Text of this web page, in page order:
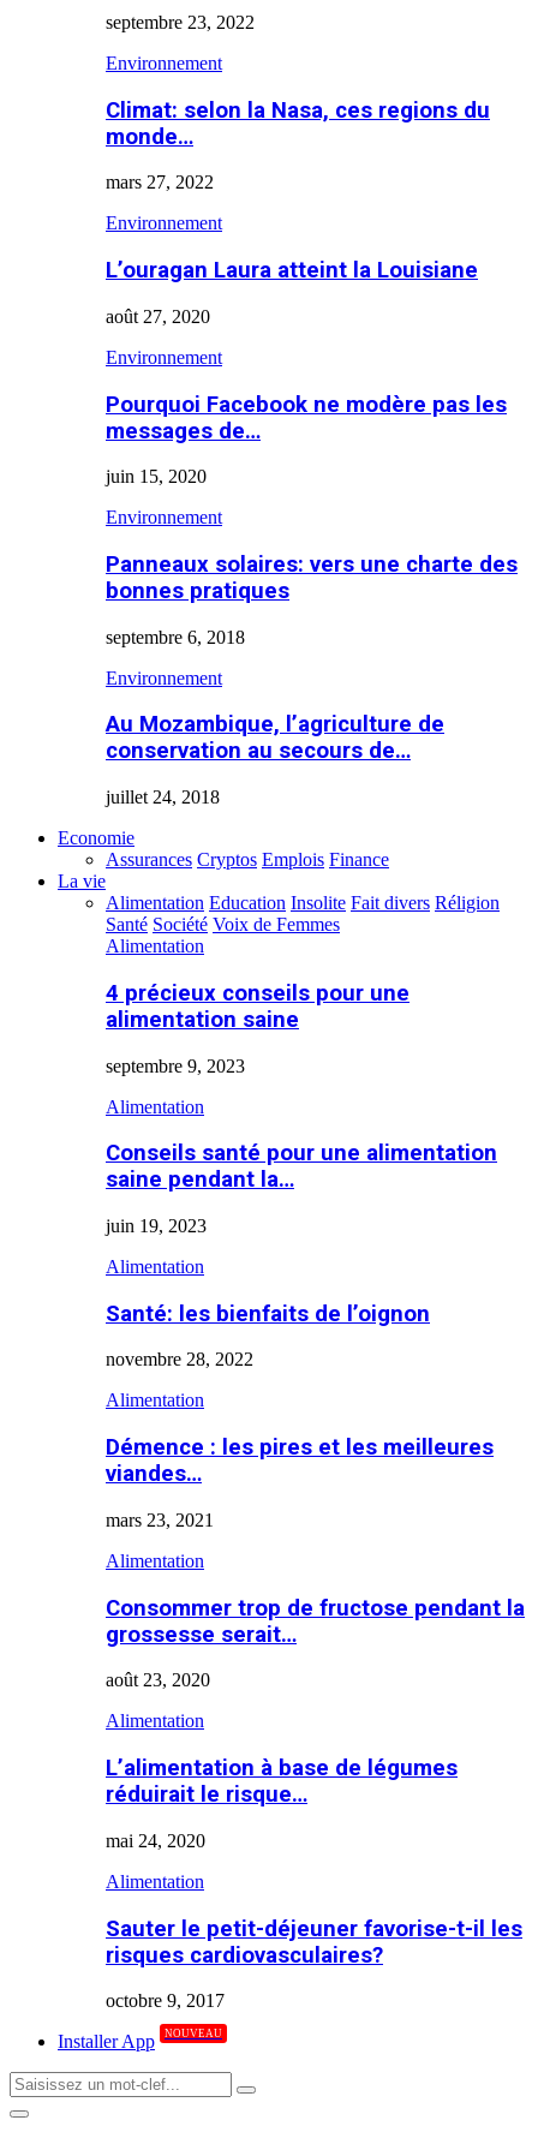
septembre 23, 2022
Environnement
Climat: selon la Nasa, ces regions du
monde…
mars 27, 2022
Environnement
L’ouragan Laura atteint la Louisiane
août 27, 2020
Environnement
Pourquoi Facebook ne modère pas les
messages de…
juin 15, 2020
Environnement
Panneaux solaires: vers une charte des
bonnes pratiques
septembre 6, 2018
Environnement
Au Mozambique, l’agriculture de
conservation au secours de…
juillet 24, 2018
Economie
Assurances Cryptos Emplois Finance
La vie
Alimentation Education Insolite Fait divers Réligion
Santé Société Voix de Femmes
Alimentation
4 précieux conseils pour une
alimentation saine
septembre 9, 2023
Alimentation
Conseils santé pour une alimentation
saine pendant la…
juin 19, 2023
Alimentation
Santé: les bienfaits de l’oignon
novembre 28, 2022
Alimentation
Démence : les pires et les meilleures
viandes…
mars 23, 2021
Alimentation
Consommer trop de fructose pendant la
grossesse serait…
août 23, 2020
Alimentation
L’alimentation à base de légumes
réduirait le risque…
mai 24, 2020
Alimentation
Sauter le petit-déjeuner favorise-t-il les
risques cardiovasculaires?
octobre 9, 2017
Installer App
NOUVEAU
Search
for:
Search
Primary